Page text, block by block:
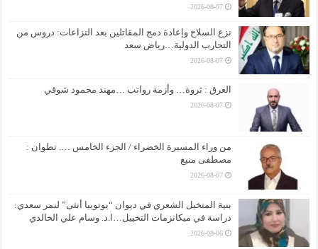
2026-08-07
نزع السلاح وإعادة دمج المقاتلين بعد النزاعات: دروس من
التجارب الدولية…رياض سعد
2026-08-07
العرق : ثروة… وأزمة رواتب …مهند محمود شوقي
2026-08-07
من وراء المسيرة الخضراء / الجزء الخامس …. تطوان :
مصطفى منيغ
2026-08-07
بنية المتخيل الشعري في ديوان “يوتوبيا أنثى” لنمر سعدي:
دراسة في ميكانزمات التخييل…ا.د. وسام علي الخالدي
2026-08-06